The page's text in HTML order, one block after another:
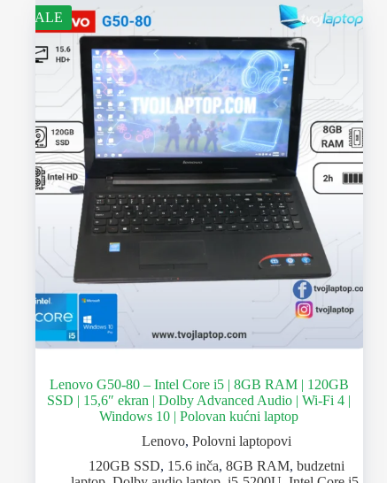
SALE
Lenovo G50-80 – Intel Core i5 | 8GB RAM | 120GB
SSD | 15,6″ ekran | Dolby Advanced Audio | Wi-Fi 4 |
Windows 10 | Polovan kućni laptop
Lenovo,Polovni laptopovi
120GB SSD, 15.6 inča,8GB RAM,budzetni